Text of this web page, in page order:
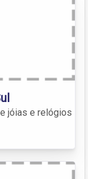
jóias e relógios